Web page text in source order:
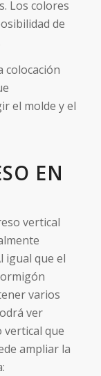
Los colores
de
colocación
el molde y el
EN
vertical
igual que el
varios
ver
que
ampliar la